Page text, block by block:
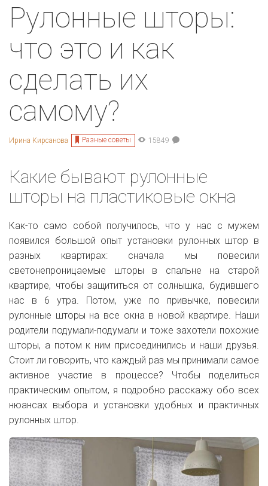
Рулонные шторы:
что это и как
сделать их
самому?
Ирина Кирсанова Разные советы 15849
Какие бывают рулонные
шторы на пластиковые окна
Как-то само собой получилось, что у нас с мужем
появился большой опыт установки рулонных штор в
разных квартирах: сначала мы повесили
светонепроницаемые шторы в спальне на старой
квартире, чтобы защититься от солнышка, будившего
нас в 6 утра. Потом, уже по привычке, повесили
рулонные шторы на все окна в новой квартире. Наши
родители подумали-подумали и тоже захотели похожие
шторы, а потом к ним присоединились и наши друзья.
Стоит ли говорить, что каждый раз мы принимали самое
активное участие в процессе? Чтобы поделиться
практическим опытом, я подробно расскажу обо всех
нюансах выбора и установки удобных и практичных
рулонных штор.